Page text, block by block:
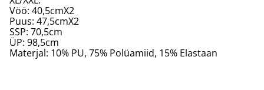
Vöö: 40,5cmX2
Puus: 47,5cmX2
SSP: 70,5cm
ÜP: 98,5cm
Materjal: 10% PU, 75% Polüamiid, 15% Elastaan